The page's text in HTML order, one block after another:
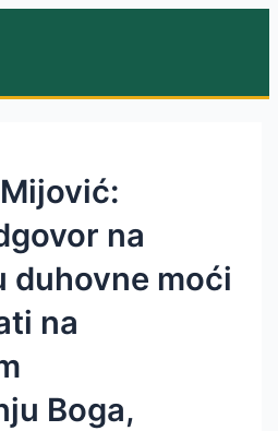
na
duhovne moći
na
Boga,